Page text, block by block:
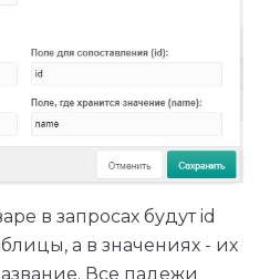
в запросах будут id
а в значениях - их
Все падежи